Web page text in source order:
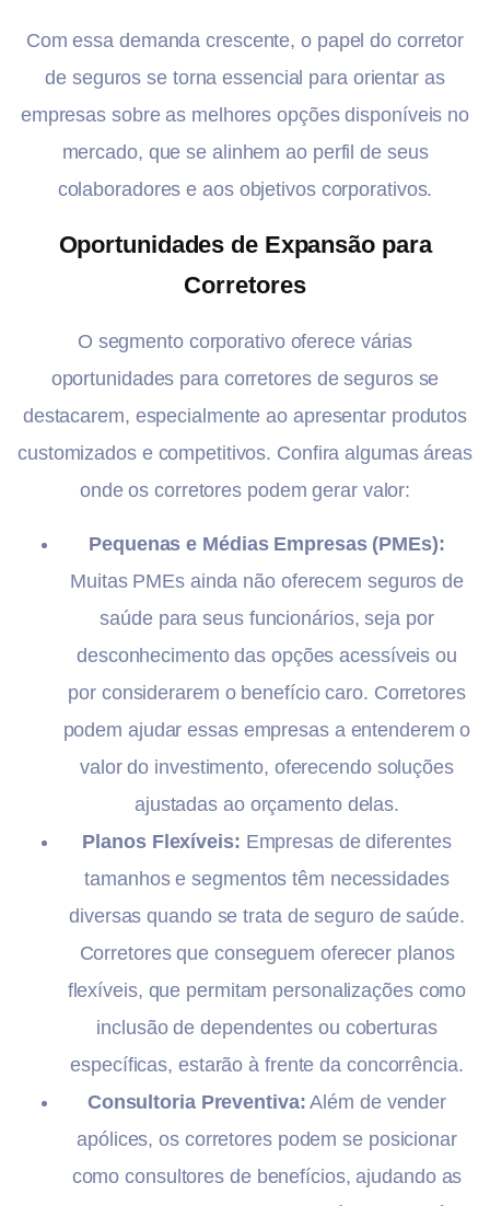
Com essa demanda crescente, o papel do corretor
de seguros se torna essencial para orientar as
empresas sobre as melhores opções disponíveis no
mercado, que se alinhem ao perfil de seus
colaboradores e aos objetivos corporativos.
Oportunidades de Expansão para
Corretores
O segmento corporativo oferece várias
oportunidades para corretores de seguros se
destacarem, especialmente ao apresentar produtos
customizados e competitivos. Confira algumas áreas
onde os corretores podem gerar valor:
Pequenas e Médias Empresas (PMEs):
Muitas PMEs ainda não oferecem seguros de
saúde para seus funcionários, seja por
desconhecimento das opções acessíveis ou
por considerarem o benefício caro. Corretores
podem ajudar essas empresas a entenderem o
valor do investimento, oferecendo soluções
ajustadas ao orçamento delas.
Planos Flexíveis: Empresas de diferentes
tamanhos e segmentos têm necessidades
diversas quando se trata de seguro de saúde.
Corretores que conseguem oferecer planos
flexíveis, que permitam personalizações como
inclusão de dependentes ou coberturas
específicas, estarão à frente da concorrência.
Consultoria Preventiva: Além de vender
apólices, os corretores podem se posicionar
como consultores de benefícios, ajudando as